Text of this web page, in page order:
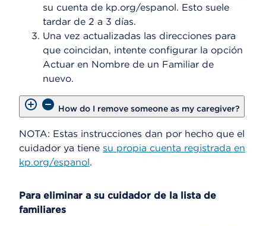
su cuenta de kp.org/espanol. Esto suele
tardar de 2 a 3 días.
Una vez actualizadas las direcciones para
que coincidan, intente configurar la opción
Actuar en Nombre de un Familiar de
nuevo.
How do I remove someone as my caregiver?
NOTA: Estas instrucciones dan por hecho que el
cuidador ya tiene su propia cuenta registrada en
kp.org/espanol.
Para eliminar a su cuidador de la lista de
familiares